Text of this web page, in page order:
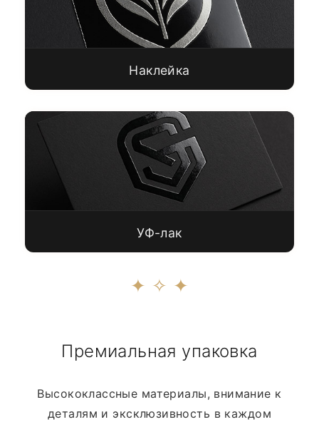
Наклейка
УФ-лак
✦ ✧ ✦
Премиальная упаковка
Высококлассные материалы, внимание к
деталям и эксклюзивность в каждом